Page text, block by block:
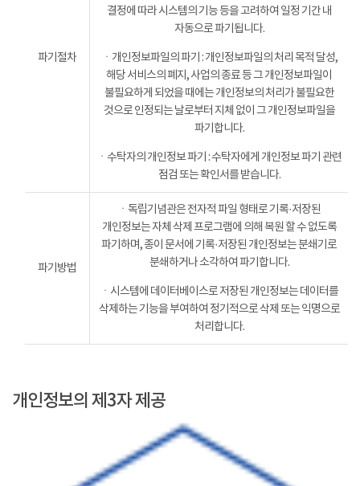
파기절차
결정에 따라 시스템의 기능 등을 고려하여 일정 기간 내
자동으로 파기됩니다.
ㆍ개인정보파일의 파기 : 개인정보파일의 처리 목적 달성,
해당 서비스의 폐지, 사업의 종료 등 그 개인정보파일이
불필요하게 되었을 때에는 개인정보의 처리가 불필요한
것으로 인정되는 날로부터 지체 없이 그 개인정보파일을
파기합니다.
ㆍ수탁자의 개인정보 파기 : 수탁자에게 개인정보 파기 관련
점검 또는 확인서를 받습니다.
파기방법
ㆍ독립기념관은 전자적 파일 형태로 기록·저장된
개인정보는 자체 삭제 프로그램에 의해 복원 할 수 없도록
파기하며, 종이 문서에 기록·저장된 개인정보는 분쇄기로
분쇄하거나 소각하여 파기합니다.
ㆍ시스템에 데이터베이스로 저장된 개인정보는 데이터를
삭제하는 기능을 부여하여 정기적으로 삭제 또는 익명으로
처리합니다.
개인정보의 제3자 제공